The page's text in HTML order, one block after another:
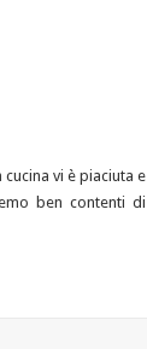
vi è piaciuta e
ben contenti di